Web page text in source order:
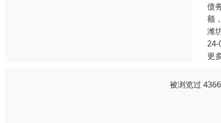
债
额
潍
24-
更
被浏览过